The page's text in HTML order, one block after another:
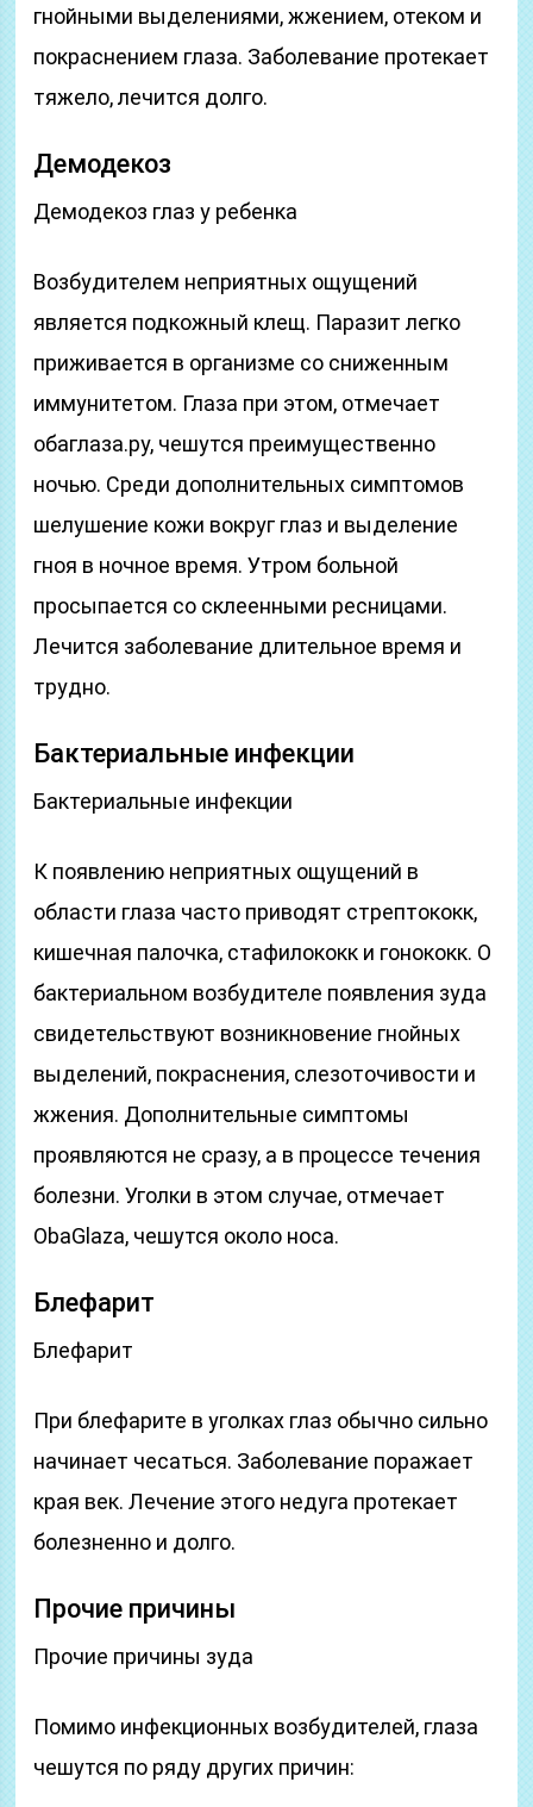
гнойными выделениями, жжением, отеком и
покраснением глаза. Заболевание протекает
тяжело, лечится долго.
Демодекоз
Демодекоз глаз у ребенка
Возбудителем неприятных ощущений
является подкожный клещ. Паразит легко
приживается в организме со сниженным
иммунитетом. Глаза при этом, отмечает
обаглаза.ру, чешутся преимущественно
ночью. Среди дополнительных симптомов
шелушение кожи вокруг глаз и выделение
гноя в ночное время. Утром больной
просыпается со склеенными ресницами.
Лечится заболевание длительное время и
трудно.
Бактериальные инфекции
Бактериальные инфекции
К появлению неприятных ощущений в
области глаза часто приводят стрептококк,
кишечная палочка, стафилококк и гонококк. О
бактериальном возбудителе появления зуда
свидетельствуют возникновение гнойных
выделений, покраснения, слезоточивости и
жжения. Дополнительные симптомы
проявляются не сразу, а в процессе течения
болезни. Уголки в этом случае, отмечает
ОbаGlаzа, чешутся около носа.
Блефарит
Блефарит
При блефарите в уголках глаз обычно сильно
начинает чесаться. Заболевание поражает
края век. Лечение этого недуга протекает
болезненно и долго.
Прочие причины
Прочие причины зуда
Помимо инфекционных возбудителей, глаза
чешутся по ряду других причин: